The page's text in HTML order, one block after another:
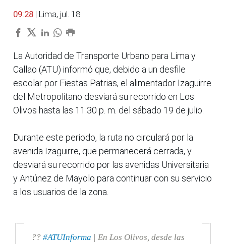
09:28 | Lima, jul. 18.
La Autoridad de Transporte Urbano para Lima y
Callao (ATU) informó que, debido a un desfile
escolar por Fiestas Patrias, el alimentador Izaguirre
del Metropolitano desviará su recorrido en Los
Olivos hasta las 11:30 p. m. del sábado 19 de julio.
Durante este periodo, la ruta no circulará por la
avenida Izaguirre, que permanecerá cerrada, y
desviará su recorrido por las avenidas Universitaria
y Antúnez de Mayolo para continuar con su servicio
a los usuarios de la zona.
?? #ATUInforma | En Los Olivos, desde las